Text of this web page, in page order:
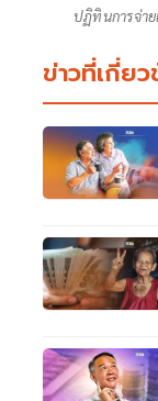
ปฏิทินการจ่า
ข่าวที่เกี่ย